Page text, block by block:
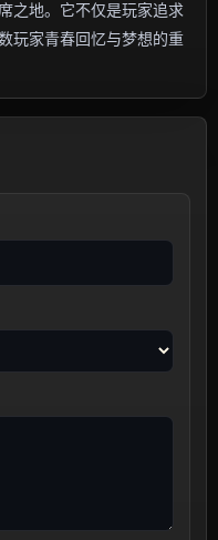
之地。它不仅是玩家追求
玩家青春回忆与梦想的重